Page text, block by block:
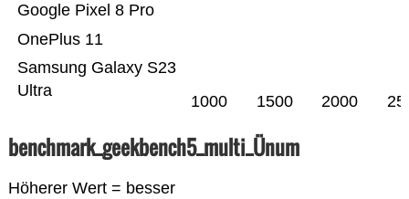
Samsung Galaxy S23
Ultra
OnePlus 11
Google Pixel 8 Pro
1000 1500 2000
benchmark_geekbench5_multi_Ünum
Höherer Wert = besser